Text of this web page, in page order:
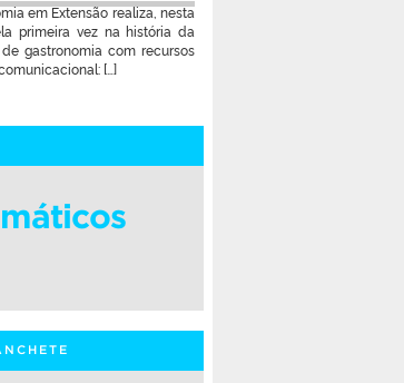
em Extensão realiza, nesta
primeira vez na história da
gastronomia com recursos
[…]